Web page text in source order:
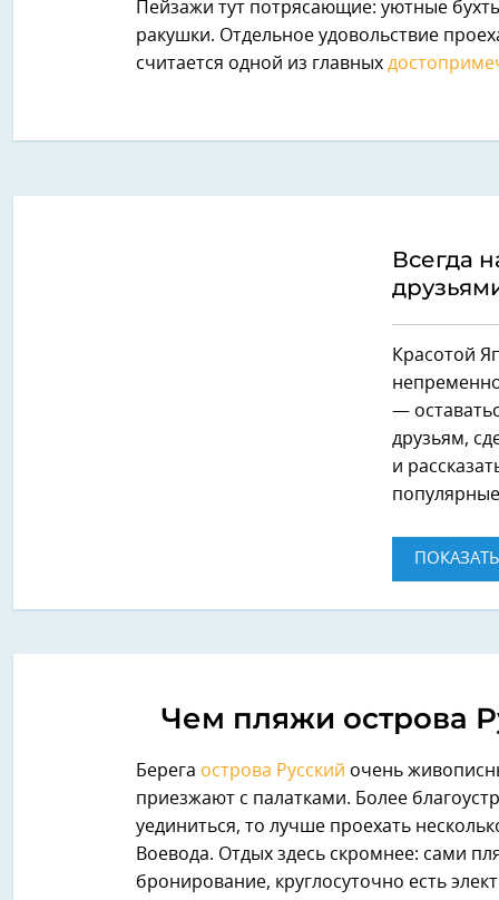
Пейзажи тут потрясающие: уютные
ракушки. Отдельное удовольствие
считается одной из главных
Всегда
Красотой
—
друзьям,
и
Чем пляжи острова
Берега острова Русский очень
приезжают с палатками. Более
уединиться, то лучше проехать
Воевода. Отдых здесь скромнее: сами
бронирование, круглосуточно есть